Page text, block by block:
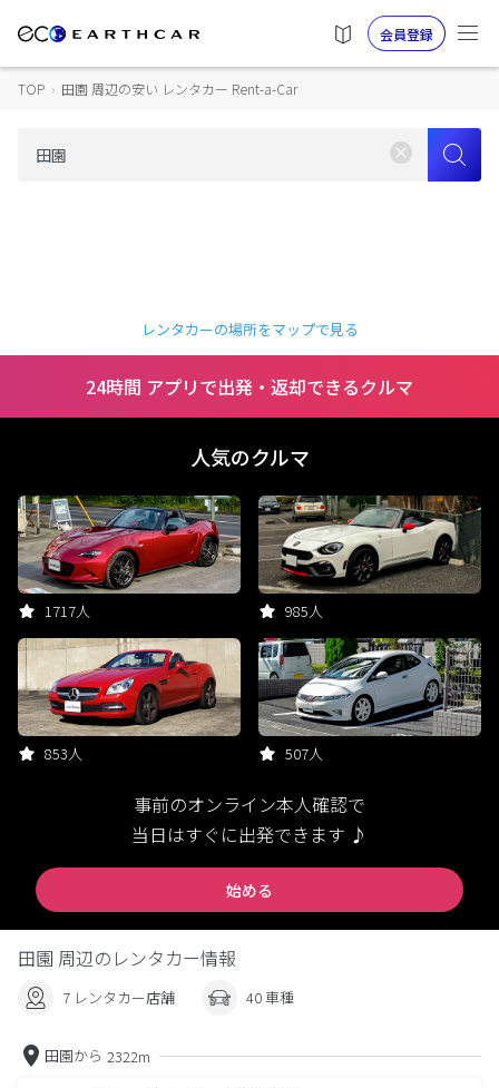
会員登録
TOP › 田園 周辺の安い レンタカー Rent-a-Car
レンタカーの場所をマップで見る
24時間 アプリで出発・返却できるクルマ
人気のクルマ
1717人 985人
853人 507人
事前のオンライン本人確認で
当日はすぐに出発できます ♪
始める
田園 周辺のレンタカー情報
7 レンタカー店舗 40 車種
田園から 2322m